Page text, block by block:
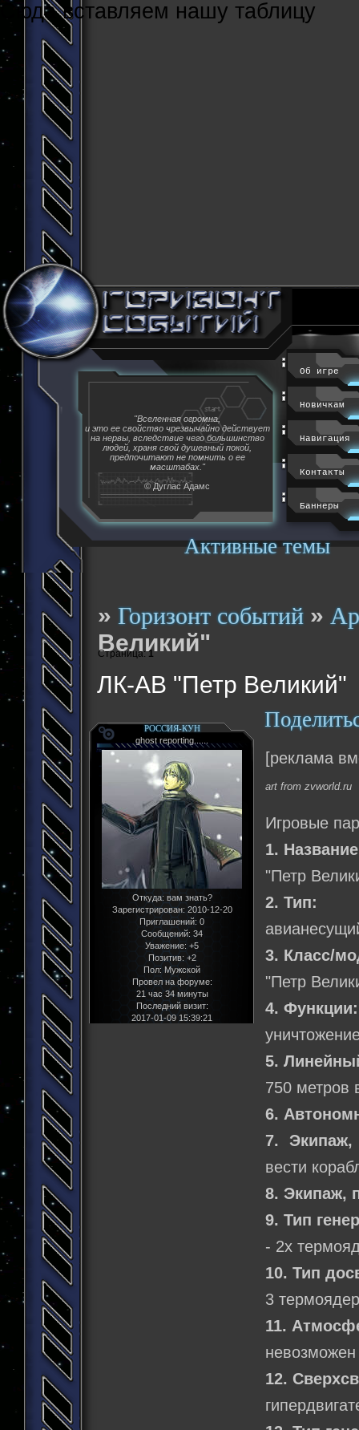
Cюда вставляем нашу таблицу
Активные темы
"Вселенная огромна,
и это ее свойство чрезвычайно действует
на нервы, вследствие чего большинство
людей, храня свой душевный покой,
предпочитают не помнить о ее
масштабах."
© Дуглас Адамс
Об игре
Новичкам
Навигация
Контакты
Баннеры
»Горизонт событий »
Великий"
ЛК-АВ "Петр Великий"
Страница:1
РОССИЯ-КУН
ghost reporting......
Откуда: вам знать?
Зарегистрирован: 2010-12-20
Приглашений: 0
Сообщений: 34
Уважение: +5
Позитив: +2
Пол: Мужской
Провел на форуме:
21 час 34 минуты
Последний визит:
2017-01-09 15:39:21
[реклама
art from zvworld.ru
Игровые
1.
"Петр
2. Тип:
3. Класс/
"Петр
4. Функции:
5.
750 метров
6.
7.
вести
8. Экипаж,
9. Тип
- 2х
10. Тип
3
11.
невозможен
12.